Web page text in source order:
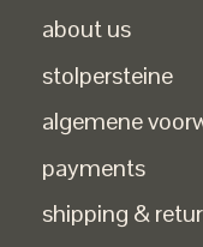
about us
stolpersteine
algemene
payments
shipping &